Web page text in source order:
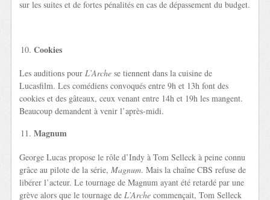
sur les suites et de fortes pénalités en cas de dépassement du budget.
Cookies
Les auditions pourL’Arche se tiennent dans la cuisine de
Lucasfilm. Les comédiens convoqués entre 9h et 13h font des
cookies et des gâteaux, ceux venant entre 14h et 19h les mangent.
Beaucoup demandent à venir l’après-midi.
Magnum
George Lucas propose le rôle d’Indy à Tom Selleck à peine connu
grâce au pilote de la série, Magnum. Mais la chaîne CBS refuse de
libérer l’acteur. Le tournage de Magnum ayant été retardé par une
grève alors que le tournage de L’Arche commençait, Tom Selleck